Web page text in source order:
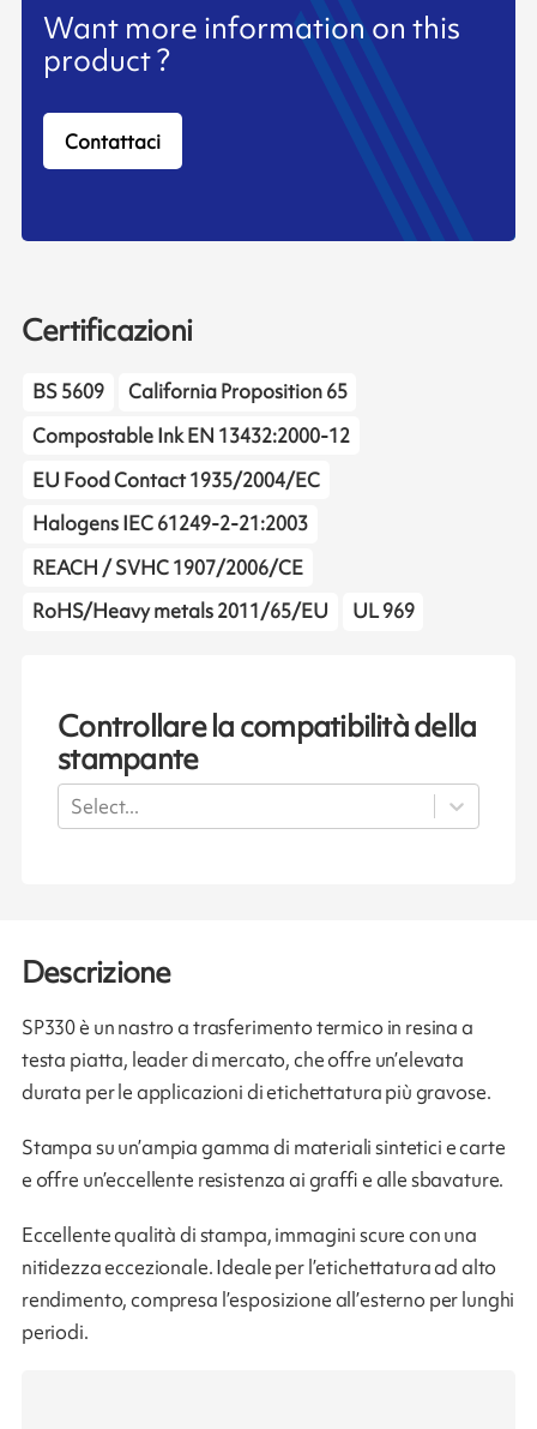
Want more information on this
product ?
Contattaci
Certificazioni
BS 5609
California Proposition 65
Compostable Ink EN 13432:2000-12
EU Food Contact 1935/2004/EC
Halogens IEC 61249-2-21:2003
REACH / SVHC 1907/2006/CE
RoHS/Heavy metals 2011/65/EU
UL 969
Controllare la compatibilità della
stampante
Select...
Descrizione
SP330 è un nastro a trasferimento termico in resina a
testa piatta, leader di mercato, che offre un’elevata
durata per le applicazioni di etichettatura più gravose.
Stampa su un’ampia gamma di materiali sintetici e carte
e offre un’eccellente resistenza ai graffi e alle sbavature.
Eccellente qualità di stampa, immagini scure con una
nitidezza eccezionale. Ideale per l’etichettatura ad alto
rendimento, compresa l’esposizione all’esterno per lunghi
periodi.